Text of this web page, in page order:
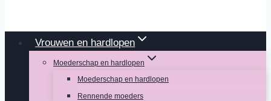
Vrouwen en hardlopen
Moederschap en hardlopen
Moederschap en hardlopen
Rennende moeders